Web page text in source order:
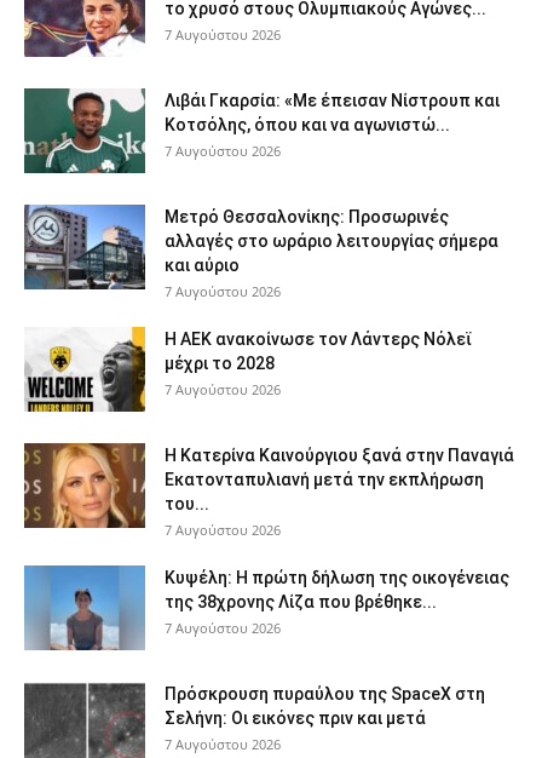
το χρυσό στους Ολυμπιακούς Αγώνες...
7 Αυγούστου 2026
Λιβάι Γκαρσία: «Με έπεισαν Νίστρουπ και
Κοτσόλης, όπου και να αγωνιστώ...
7 Αυγούστου 2026
Μετρό Θεσσαλονίκης: Προσωρινές
αλλαγές στο ωράριο λειτουργίας σήμερα
και αύριο
7 Αυγούστου 2026
Η ΑΕΚ ανακοίνωσε τον Λάντερς Νόλεϊ
μέχρι το 2028
7 Αυγούστου 2026
Η Κατερίνα Καινούργιου ξανά στην Παναγιά
Εκατονταπυλιανή μετά την εκπλήρωση
του...
7 Αυγούστου 2026
Κυψέλη: Η πρώτη δήλωση της οικογένειας
της 38χρονης Λίζα που βρέθηκε...
7 Αυγούστου 2026
Πρόσκρουση πυραύλου της SpaceX στη
Σελήνη: Οι εικόνες πριν και μετά
7 Αυγούστου 2026